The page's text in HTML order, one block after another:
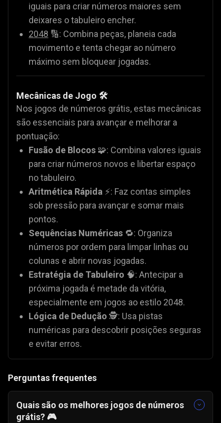
iguais para criar números maiores sem
deixares o tabuleiro encher.
2048 🔢: Combina peças, planeia cada
movimento e tenta chegar ao número
máximo sem bloquear jogadas.
Mecânicas de Jogo 🛠️
Nos jogos de números grátis, estas mecânicas
são essenciais para avançar e melhorar a
pontuação:
Fusão de Blocos 🧩: Combina valores iguais
para criar números novos e libertar espaço
no tabuleiro.
Aritmética Rápida ⚡: Faz contas simples
sob pressão para avançar e somar mais
pontos.
Sequências Numéricas 🔁: Organiza
números por ordem para limpar linhas ou
colunas e abrir novas jogadas.
Estratégia de Tabuleiro 🧠: Antecipar a
próxima jogada é metade da vitória,
especialmente em jogos ao estilo 2048.
Lógica de Dedução 🕵️: Usa pistas
numéricas para descobrir posições seguras
e evitar erros.
Perguntas frequentes
Quais são os melhores jogos de números
grátis? 🎮